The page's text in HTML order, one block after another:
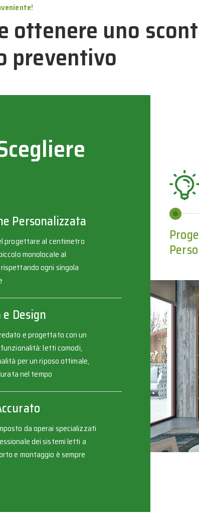
ottenere uno
preventivo
Personalizzata
progettare al centimetro
monolocale al
ogni singola
Design
e progettato con un
letti comodi,
per un riposo ottimale,
nel tempo
da operai specializzati
dei sistemi letti a
e montaggio è sempre